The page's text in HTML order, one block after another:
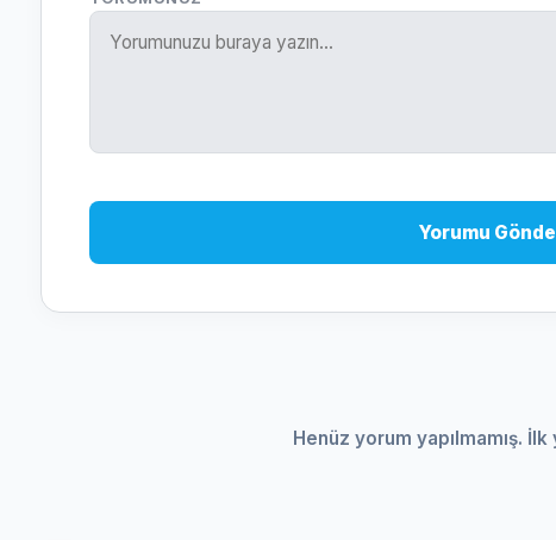
Yorumu
Henüz yorum yapılmamış.